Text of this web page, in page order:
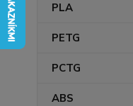
PLA
PETG
PCTG
ABS